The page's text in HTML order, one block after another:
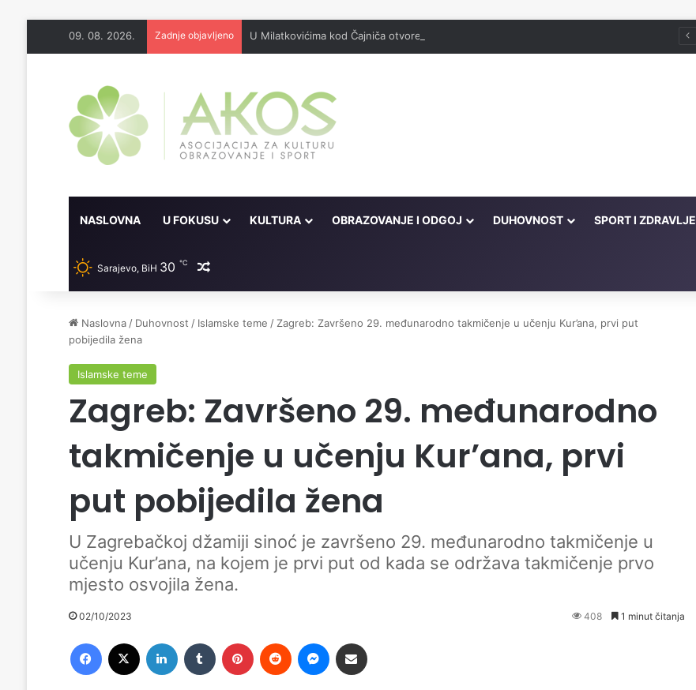
09. 08. 2026. Zadnje objavljeno U Milatkovićima kod Čajniča otvorena džamija srušena 1943. godine
NASLOVNA U FOKUSU KULTURA OBRAZOVANJE I ODGOJ DUHOVNOST SPORT I ZDRAVLJE
Sarajevo, BiH 30 ℃ Random članak
Naslovna / Duhovnost / Islamske teme / Zagreb: Završeno 29. međunarodno takmičenje u učenju Kur’ana, prvi put
pobijedila žena
Islamske teme
Zagreb: Završeno 29. međunarodno
takmičenje u učenju Kur’ana, prvi
put pobijedila žena
U Zagrebačkoj džamiji sinoć je završeno 29. međunarodno takmičenje u
učenju Kur’ana, na kojem je prvi put od kada se održava takmičenje prvo
mjesto osvojila žena.
02/10/2023 408 1 minut čitanja